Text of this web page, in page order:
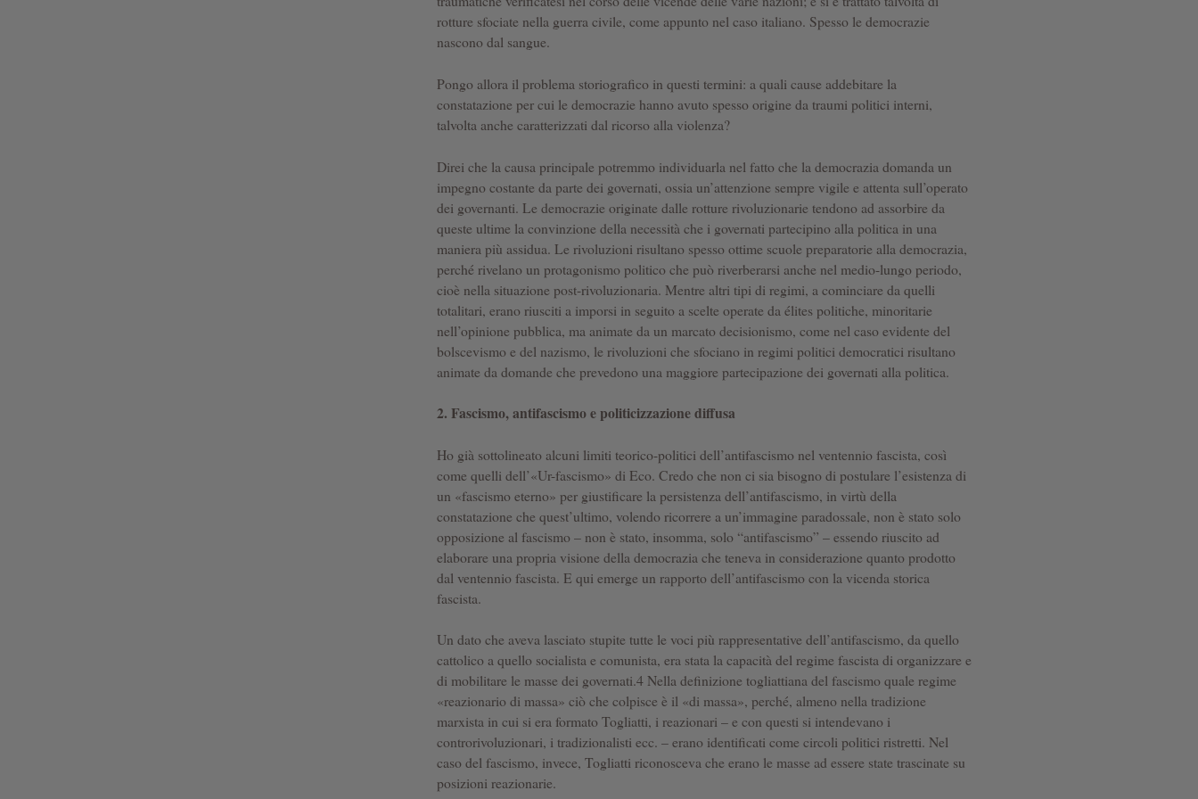
rotture sfociate nella guerra civile, come appunto nel caso italiano. Spesso le democrazie
nascono dal sangue.
Pongo allora il problema storiografico in questi termini: a quali cause addebitare la
constatazione per cui le democrazie hanno avuto spesso origine da traumi politici interni,
talvolta anche caratterizzati dal ricorso alla violenza?
Direi che la causa principale potremmo individuarla nel fatto che la democrazia domanda un
impegno costante da parte dei governati, ossia un’attenzione sempre vigile e attenta sull’operato
dei governanti. Le democrazie originate dalle rotture rivoluzionarie tendono ad assorbire da
queste ultime la convinzione della necessità che i governati partecipino alla politica in una
maniera più assidua. Le rivoluzioni risultano spesso ottime scuole preparatorie alla democrazia,
perché rivelano un protagonismo politico che può riverberarsi anche nel medio-lungo periodo,
cioè nella situazione post-rivoluzionaria. Mentre altri tipi di regimi, a cominciare da quelli
totalitari, erano riusciti a imporsi in seguito a scelte operate da élites politiche, minoritarie
nell’opinione pubblica, ma animate da un marcato decisionismo, come nel caso evidente del
bolscevismo e del nazismo, le rivoluzioni che sfociano in regimi politici democratici risultano
animate da domande che prevedono una maggiore partecipazione dei governati alla politica.
2. Fascismo, antifascismo e politicizzazione diffusa
Ho già sottolineato alcuni limiti teorico-politici dell’antifascismo nel ventennio fascista, così
come quelli dell’«Ur-fascismo» di Eco. Credo che non ci sia bisogno di postulare l’esistenza di
un «fascismo eterno» per giustificare la persistenza dell’antifascismo, in virtù della
constatazione che quest’ultimo, volendo ricorrere a un’immagine paradossale, non è stato solo
opposizione al fascismo – non è stato, insomma, solo “antifascismo” – essendo riuscito ad
elaborare una propria visione della democrazia che teneva in considerazione quanto prodotto
dal ventennio fascista. E qui emerge un rapporto dell’antifascismo con la vicenda storica
fascista.
Un dato che aveva lasciato stupite tutte le voci più rappresentative dell’antifascismo, da quello
cattolico a quello socialista e comunista, era stata la capacità del regime fascista di organizzare e
di mobilitare le masse dei governati.4 Nella definizione togliattiana del fascismo quale regime
«reazionario di massa» ciò che colpisce è il «di massa», perché, almeno nella tradizione
marxista in cui si era formato Togliatti, i reazionari – e con questi si intendevano i
controrivoluzionari, i tradizionalisti ecc. – erano identificati come circoli politici ristretti. Nel
caso del fascismo, invece, Togliatti riconosceva che erano le masse ad essere state trascinate su
posizioni reazionarie.